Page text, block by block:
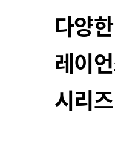
다양
레이
시리즈